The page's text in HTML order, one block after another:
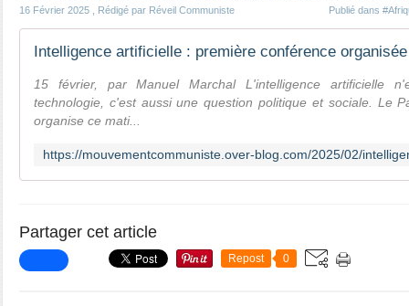
16 Février 2025 , Rédigé par Réveil Communiste Publié dans
15 février, par Manuel Marchal L'intelligence artificielle
technologie, c'est aussi une question politique et sociale. Le
organise ce mati...
Partager cet article
Repost 0